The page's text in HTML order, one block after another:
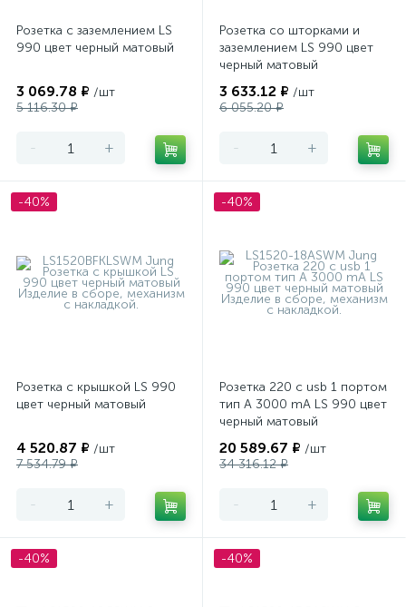
Розетка с заземлением LS
990 цвет черный матовый
3 069.78 ₽ /шт
5 116.30 ₽
- +
Розетка со шторками и
заземлением LS 990 цвет
черный матовый
3 633.12 ₽ /шт
6 055.20 ₽
- +
-40%
Розетка с крышкой LS 990
цвет черный матовый
4 520.87 ₽ /шт
7 534.79 ₽
- +
-40%
Розетка 220 с usb 1 портом
тип А 3000 mA LS 990 цвет
черный матовый
20 589.67 ₽ /шт
34 316.12 ₽
- +
-40% -40%